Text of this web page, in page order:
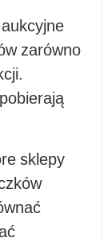
zarówno
sklepy